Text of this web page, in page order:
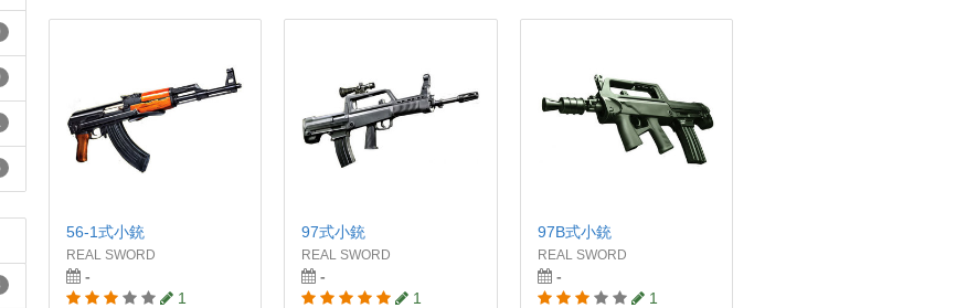
56-1式小銃
REAL SWORD
-
1
97式小銃
REAL SWORD
-
1
97B式小銃
REAL SWORD
-
1